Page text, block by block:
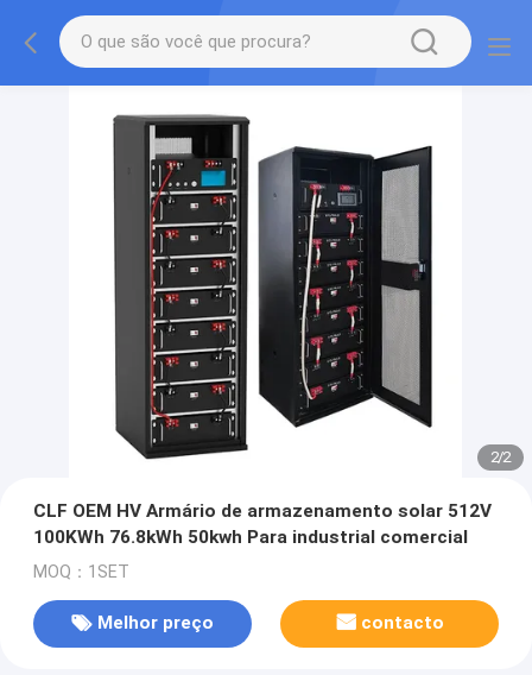
2/2
CLF OEM HV Armário de armazenamento solar 512V
100KWh 76.8kWh 50kwh Para industrial comercial
MOQ：1SET
Melhor preço contacto